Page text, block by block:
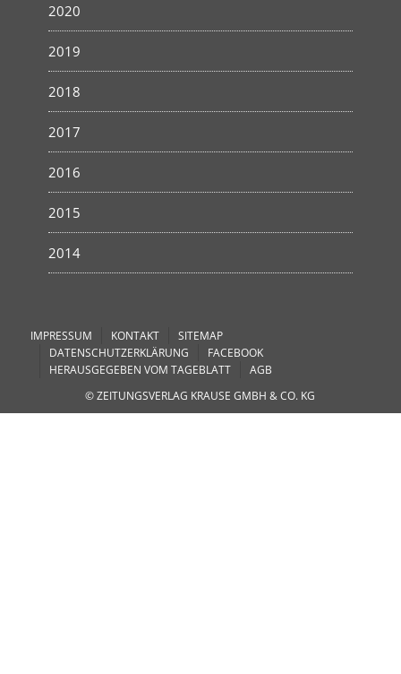
2020
2019
2018
2017
2016
2015
2014
IMPRESSUM KONTAKT
SITEMAP
DATENSCHUTZERKLÄRUNG
FACEBOOK
HERAUSGEGEBEN VOM TAGEBLATT
AGB
© ZEITUNGSVERLAG KRAUSE GMBH & CO. KG